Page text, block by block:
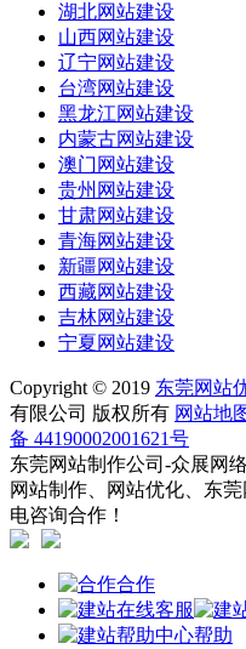
湖北网站建设
山西网站建设
辽宁网站建设
台湾网站建设
黑龙江网站建设
内蒙古网站建设
澳门网站建设
贵州网站建设
甘肃网站建设
青海网站建设
新疆网站建设
西藏网站建设
吉林网站建设
宁夏网站建设
Copyright © 2019 东莞网站
有限公司 版权所有 网站地
备 44190002001621号
东莞网站制作公司-众展网
网站制作、网站优化、东
电咨询合作！
合作
帮助